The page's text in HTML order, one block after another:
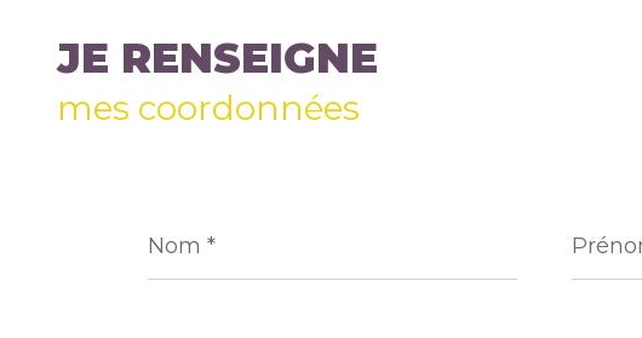
JE RENSEIGNE
mes coordonnées
* *